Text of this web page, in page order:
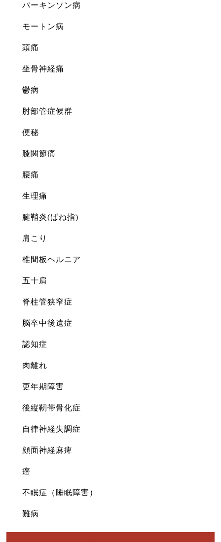
パーキンソン病
モートン病
頭痛
坐骨神経痛
鬱病
肘部管症候群
便秘
膝関節痛
腰痛
生理痛
腱鞘炎(ばね指)
肩こり
椎間板ヘルニア
五十肩
脊柱管狭窄症
脳卒中後遺症
認知症
肉離れ
更年期障害
後縦靭帯骨化症
自律神経失調症
顔面神経麻痺
癌
不眠症（睡眠障害）
難病